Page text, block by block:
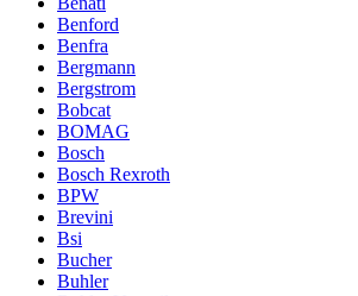
Benford
Benfra
Bergmann
Bergstrom
Bobcat
BOMAG
Bosch
Bosch Rexroth
BPW
Brevini
Bsi
Bucher
Buhler